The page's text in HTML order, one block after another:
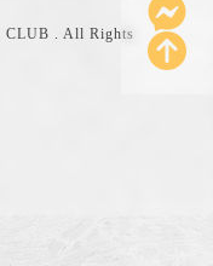
CLUB . All Rights